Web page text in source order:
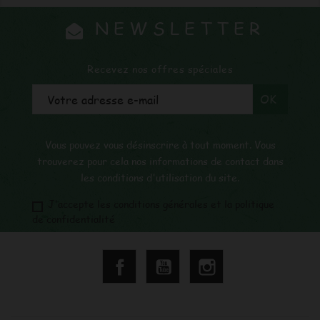
NEWSLETTER
Recevez nos offres spéciales
Vous pouvez vous désinscrire à tout moment. Vous
trouverez pour cela nos informations de contact dans
les conditions d'utilisation du site.
Facebook YouTube